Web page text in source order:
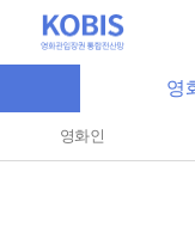
영
영화인